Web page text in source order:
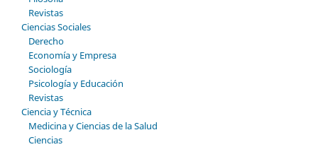
Revistas
Ciencias Sociales
Derecho
Economía y Empresa
Sociología
Psicología y Educación
Revistas
Ciencia y Técnica
Medicina y Ciencias de la Salud
Ciencias